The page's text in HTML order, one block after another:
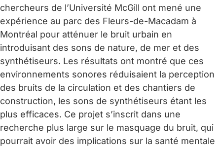
chercheurs de l’Université McGill ont mené une
expérience au parc des Fleurs-de-Macadam à
Montréal pour atténuer le bruit urbain en
introduisant des sons de nature, de mer et des
synthétiseurs. Les résultats ont montré que ces
environnements sonores réduisaient la perception
des bruits de la circulation et des chantiers de
construction, les sons de synthétiseurs étant les
plus efficaces. Ce projet s’inscrit dans une
recherche plus large sur le masquage du bruit, qui
pourrait avoir des implications sur la santé mentale